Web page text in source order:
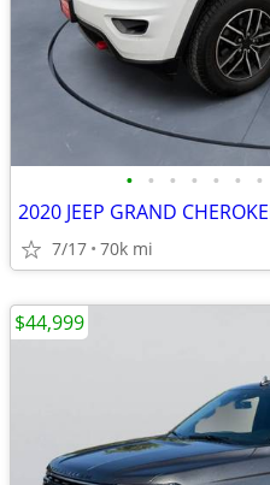
• • • • • • •
7/17 70k mi
$44,999